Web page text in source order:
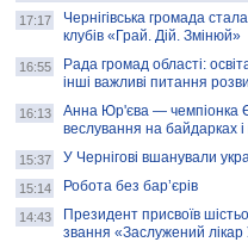
AB InBev Efes Україна
навчальний проєкт "Молодіжна
школа", спрямований на
підприємництва у
Золота тварина: видання
написало про чернігівця
скільки на ньому заробляє? І куди
витрачають?
17:17
Чернігівська громада
клубів «Грай. Дій. Змінюй»
16:55
Рада громад області:
інші важливі питання
16:13
Анна Юр'єва — чемпіонка
веслування на байдарках і
15:37 У Чернігові вшанували
15:14 Робота без бар’єрів
14:43
Президент присвоїв
звання «Заслужений лікар